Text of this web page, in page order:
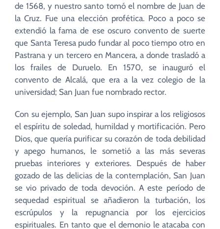
de 1568, y nuestro santo tomó el nombre de Juan de
la Cruz. Fue una elección profética. Poco a poco se
extendió la fama de ese oscuro convento de suerte
que Santa Teresa pudo fundar al poco tiempo otro en
Pastrana y un tercero en Mancera, a donde trasladó a
los frailes de Duruelo. En 1570, se inauguró el
convento de Alcalá, que era a la vez colegio de la
universidad; San Juan fue nombrado rector.
Con su ejemplo, San Juan supo inspirar a los religiosos
el espíritu de soledad, humildad y mortificación. Pero
Dios, que quería purificar su corazón de toda debilidad
y apego humanos, le sometió a las más severas
pruebas interiores y exteriores. Después de haber
gozado de las delicias de la contemplación, San Juan
se vio privado de toda devoción. A este período de
sequedad espiritual se añadieron la turbación, los
escrúpulos y la repugnancia por los ejercicios
espirituales. En tanto que el demonio le atacaba con